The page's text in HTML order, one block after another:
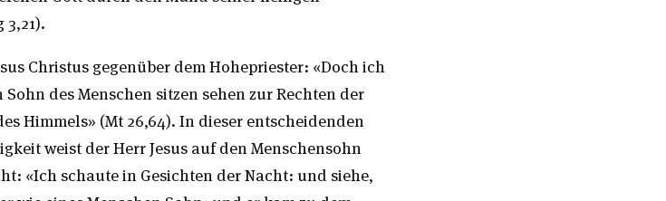
Christus gegenüber dem Hohepriester: «Doch ich
des Menschen sitzen sehen zur Rechten der
Himmels» (Mt 26,64). In dieser entscheidenden
weist der Herr Jesus auf den Menschensohn
«Ich schaute in Gesichten der Nacht: und siehe,